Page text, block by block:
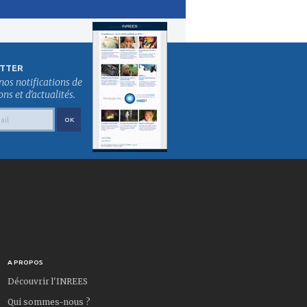
notifications de
et d'actualités.
A PROPOS
Découvrir l'INREES
Qui sommes-nous ?